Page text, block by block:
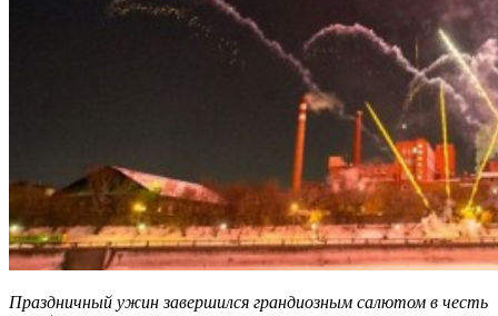
Праздничный ужин завершился грандиозным салютом в честь